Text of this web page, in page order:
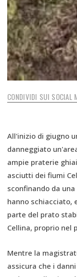
CONDIVIDI SUI SOCIAL
All'inizio di giugno
danneggiato
ampie praterie
asciutti dei fiumi
sconfinando da
hanno
parte del prato
Cellina, proprio nel
Mentre la
assicura che i